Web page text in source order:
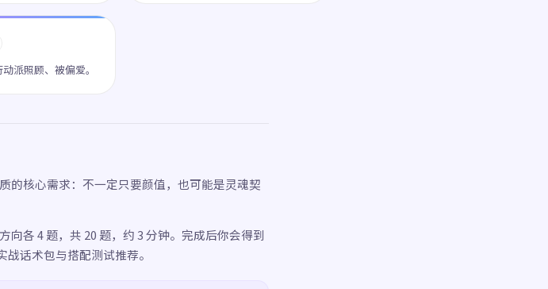
派照顾、被偏爱。
的核心需求：不一定只要颜值，也可能是灵魂契
各 4 题，共 20 题，约 3 分钟。完成后你会得到
话术包与搭配测试推荐。